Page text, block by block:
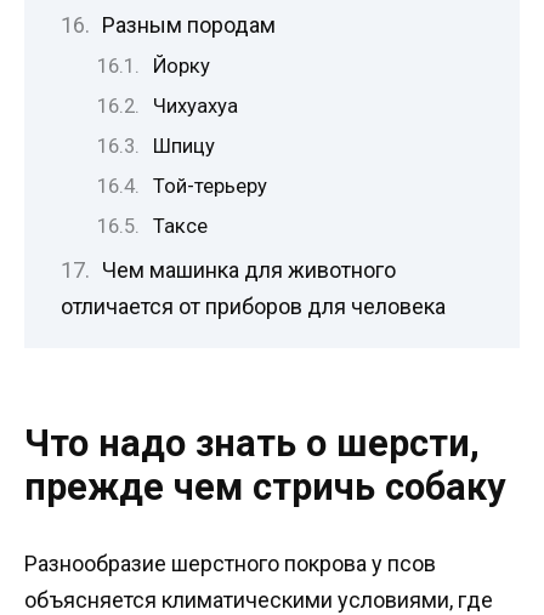
Разным породам
Йорку
Чихуахуа
Шпицу
Той-терьеру
Таксе
Чем машинка для животного
отличается от приборов для человека
Что надо знать о шерсти,
прежде чем стричь собаку
Разнообразие шерстного покрова у псов
объясняется климатическими условиями, где